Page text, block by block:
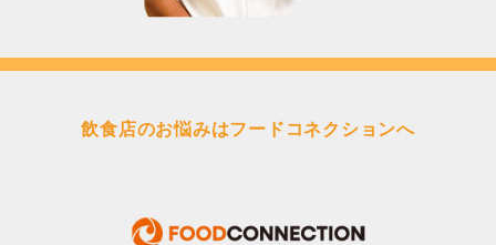
飲食店のお悩みはフードコネクションへ